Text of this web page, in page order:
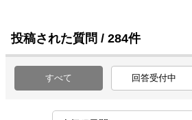
投稿された質問 / 284件
すべて 回答受付中